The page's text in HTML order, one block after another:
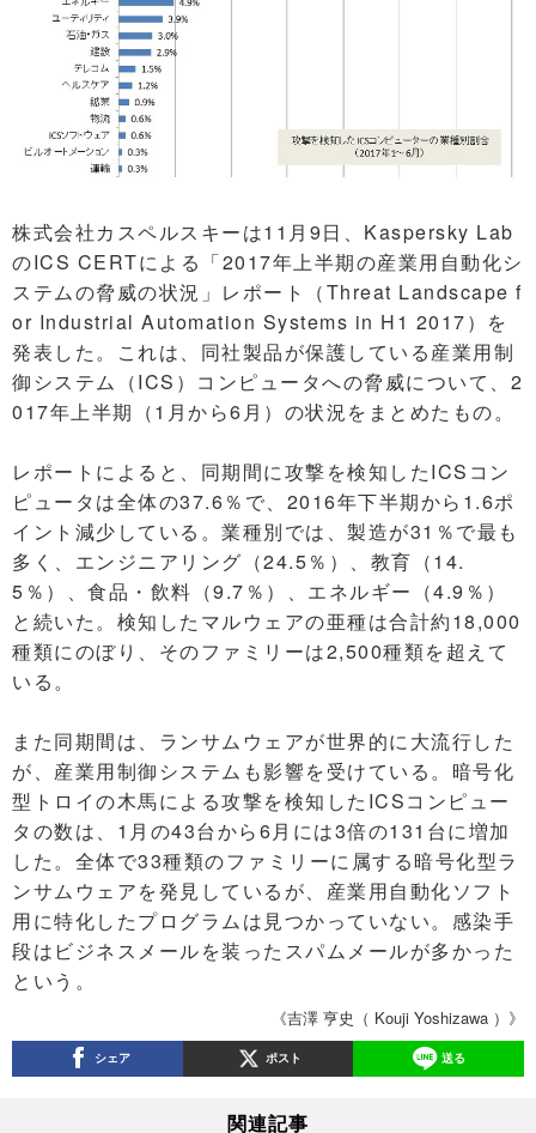
株式会社カスペルスキーは11月9日、Kaspersky Lab
のICS CERTによる「2017年上半期の産業用自動化シ
ステムの脅威の状況」レポート（Threat Landscape f
or Industrial Automation Systems in H1 2017）を
発表した。これは、同社製品が保護している産業用制
御システム（ICS）コンピュータへの脅威について、2
017年上半期（1月から6月）の状況をまとめたもの。
レポートによると、同期間に攻撃を検知したICSコン
ピュータは全体の37.6％で、2016年下半期から1.6ポ
イント減少している。業種別では、製造が31％で最も
多く、エンジニアリング（24.5％）、教育（14.
5％）、食品・飲料（9.7％）、エネルギー（4.9％）
と続いた。検知したマルウェアの亜種は合計約18,000
種類にのぼり、そのファミリーは2,500種類を超えて
いる。
また同期間は、ランサムウェアが世界的に大流行した
が、産業用制御システムも影響を受けている。暗号化
型トロイの木馬による攻撃を検知したICSコンピュー
タの数は、1月の43台から6月には3倍の131台に増加
した。全体で33種類のファミリーに属する暗号化型ラ
ンサムウェアを発見しているが、産業用自動化ソフト
用に特化したプログラムは見つかっていない。感染手
段はビジネスメールを装ったスパムメールが多かった
という。
《吉澤 亨史（ Kouji Yoshizawa ）》
シェア ポスト 送る
関連記事